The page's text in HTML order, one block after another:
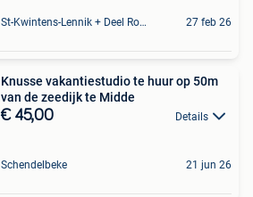
St-Kwintens-Lennik + Deel Roosdaal 27 feb 26
Knusse vakantiestudio te huur op 50m
van de zeedijk te Midde
€ 45,00 Details
Schendelbeke 21 jun 26